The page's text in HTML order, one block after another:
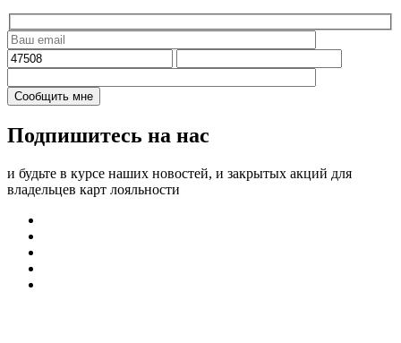
Подпишитесь на нас
и будьте в курсе наших новостей, и закрытых акций для
владельцев карт лояльности